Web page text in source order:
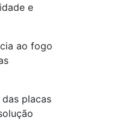
e
ao fogo
placas